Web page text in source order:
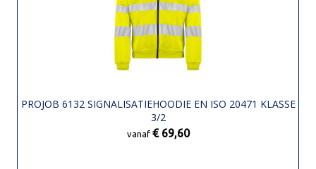
PROJOB 6132 SIGNALISATIEHOODIE EN ISO 20471 KLASSE
3/2
vanaf € 69,60